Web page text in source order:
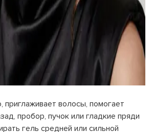
волосы, помогает
пробор, пучок или гладкие пряди
гель средней или сильной